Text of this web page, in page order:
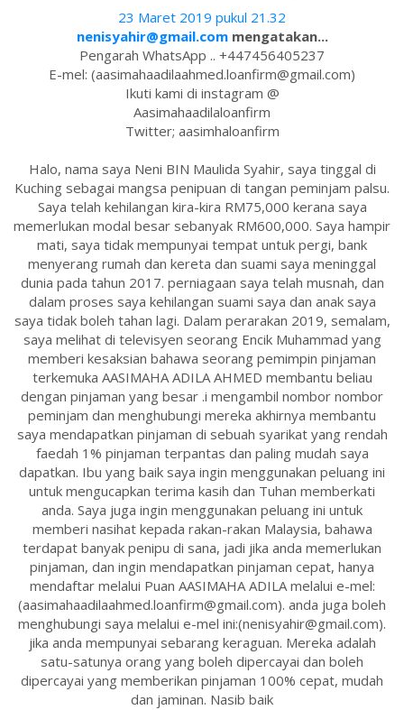
23 Maret 2019 pukul 21.32
nenisyahir@gmail.commengatakan...
Pengarah WhatsApp .. +447456405237
E-mel: (aasimahaadilaahmed.loanfirm@gmail.com)
Ikuti kami di instagram @
Aasimahaadilaloanfirm
Twitter; aasimhaloanfirm
Halo, nama saya Neni BIN Maulida Syahir, saya tinggal di
Kuching sebagai mangsa penipuan di tangan peminjam palsu.
Saya telah kehilangan kira-kira RM75,000 kerana saya
memerlukan modal besar sebanyak RM600,000. Saya hampir
mati, saya tidak mempunyai tempat untuk pergi, bank
menyerang rumah dan kereta dan suami saya meninggal
dunia pada tahun 2017. perniagaan saya telah musnah, dan
dalam proses saya kehilangan suami saya dan anak saya
saya tidak boleh tahan lagi. Dalam perarakan 2019, semalam,
saya melihat di televisyen seorang Encik Muhammad yang
memberi kesaksian bahawa seorang pemimpin pinjaman
terkemuka AASIMAHA ADILA AHMED membantu beliau
dengan pinjaman yang besar .i mengambil nombor nombor
peminjam dan menghubungi mereka akhirnya membantu
saya mendapatkan pinjaman di sebuah syarikat yang rendah
faedah 1% pinjaman terpantas dan paling mudah saya
dapatkan. Ibu yang baik saya ingin menggunakan peluang ini
untuk mengucapkan terima kasih dan Tuhan memberkati
anda. Saya juga ingin menggunakan peluang ini untuk
memberi nasihat kepada rakan-rakan Malaysia, bahawa
terdapat banyak penipu di sana, jadi jika anda memerlukan
pinjaman, dan ingin mendapatkan pinjaman cepat, hanya
mendaftar melalui Puan AASIMAHA ADILA melalui e-mel:
(aasimahaadilaahmed.loanfirm@gmail.com). anda juga boleh
menghubungi saya melalui e-mel ini:(nenisyahir@gmail.com).
jika anda mempunyai sebarang keraguan. Mereka adalah
satu-satunya orang yang boleh dipercayai dan boleh
dipercayai yang memberikan pinjaman 100% cepat, mudah
dan jaminan. Nasib baik